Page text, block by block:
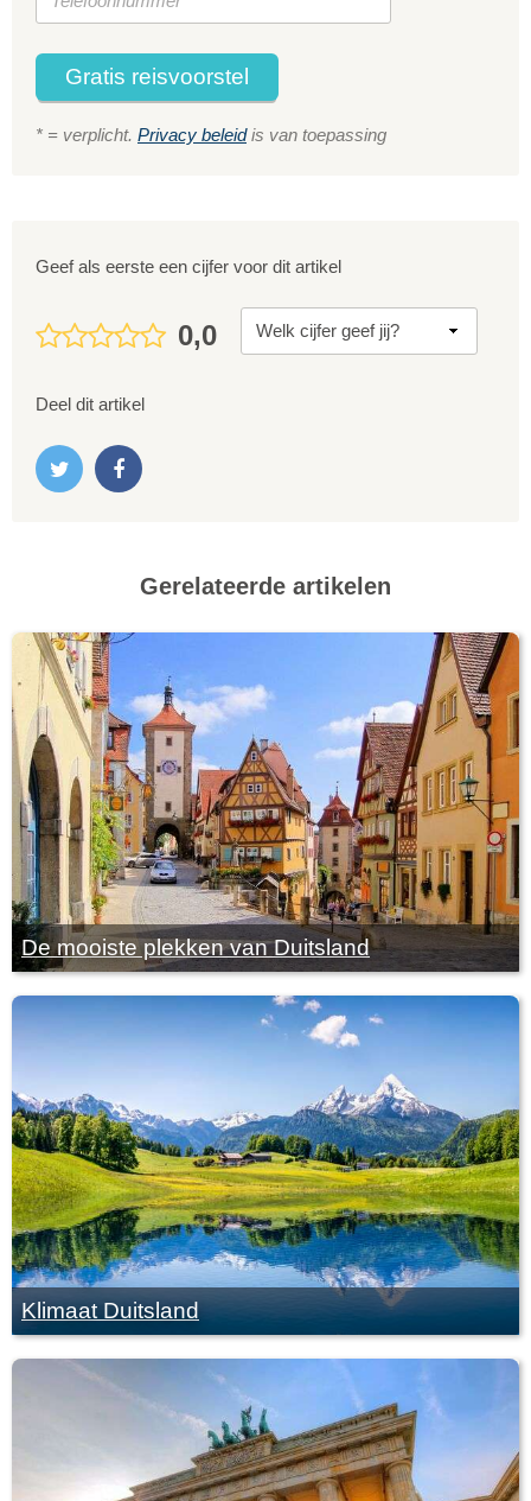
Gratis reisvoorstel
* = verplicht. Privacy beleidis van toepassing
Geef als eerste een cijfer voor dit artikel
0,0
Deel dit artikel
Gerelateerde artikelen
De mooiste plekken van Duitsland
Klimaat Duitsland